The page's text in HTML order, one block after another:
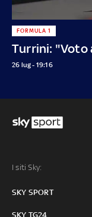
Turrini: "Voto
FORMULA 1
26 lug - 19:16
I siti Sky:
SKY SPORT
SKY TG24